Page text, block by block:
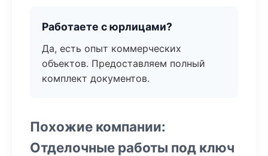
Работаете с юрлицами?
Да, есть опыт коммерческих
объектов. Предоставляем полный
комплект документов.
Похожие компании:
Отделочные работы под ключ